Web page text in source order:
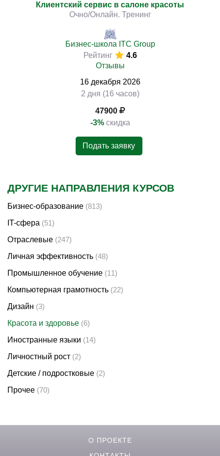
Клиентский сервис в салоне красоты
Очно/Онлайн. Тренинг
Бизнес-школа ITC Group
Рейтинг
4.6
Отзывы
16 декабря 2026
2 дня (16 часов)
47900
-3% скидка
Подать заявку
ДРУГИЕ НАПРАВЛЕНИЯ КУРСОВ
Бизнес-образование (813)
IT-сфера (51)
Отраслевые (247)
Личная эффективность (48)
Промышленное обучение (11)
Компьютерная грамотность (22)
Дизайн (3)
Красота и здоровье (6)
Иностранные языки (14)
Личностный рост (2)
Детские / подростковые (2)
Прочее (70)
О ПРОЕКТЕ